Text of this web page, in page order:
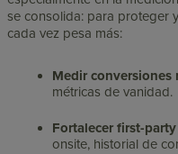
se consolida: para proteger
cada vez pesa más:
Medir conversiones
métricas de vanidad.
Fortalecer first-
onsite, historial de